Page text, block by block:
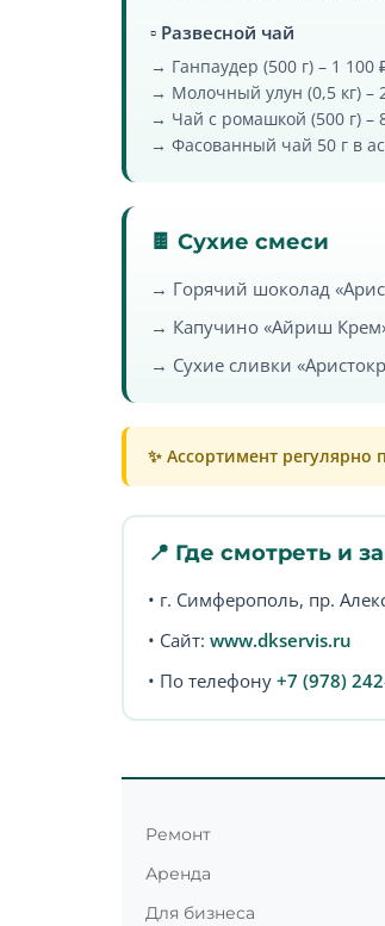
▫️ Развесной чай
→ Ганпаудер (500 г) – 1 100
→ Молочный улун (0,5 кг) –
→ Чай с ромашкой (500 г) –
→ Фасованный чай 50 г в
🍫 Сухие смеси
→ Горячий шоколад
→ Капучино «Айриш
→ Сухие сливки
✨ Ассортимент регулярно
📍 Где смотреть и
• г. Симферополь, пр.
• Сайт: www.dkservis.ru
• По телефону +7 (978)
Ремонт
Аренда
Для бизнеса